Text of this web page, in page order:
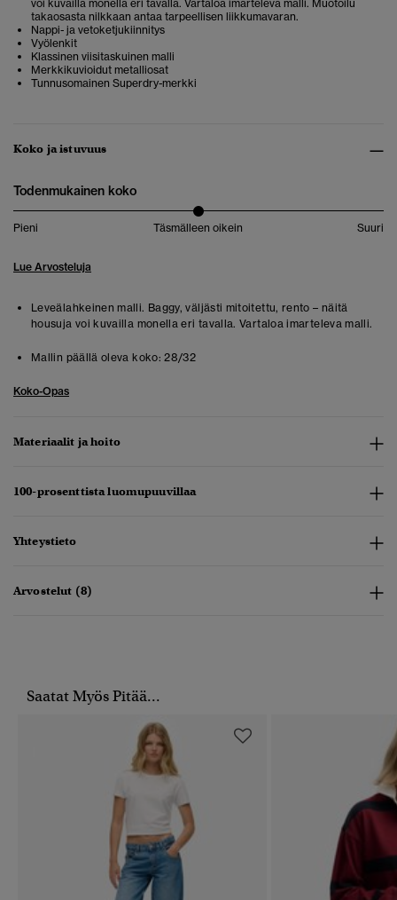
voi kuvailla monella eri tavalla. Vartaloa imarteleva malli. Muotoilu
takaosasta nilkkaan antaa tarpeellisen liikkumavaran.
Nappi- ja vetoketjukiinnitys
Vyölenkit
Klassinen viisitaskuinen malli
Merkkikuvioidut metalliosat
Tunnusomainen Superdry-merkki
Koko ja istuvuus
Todenmukainen koko
Pieni Täsmälleen oikein Suuri
Lue Arvosteluja
Leveälahkeinen malli. Baggy, väljästi mitoitettu, rento – näitä
housuja voi kuvailla monella eri tavalla. Vartaloa imarteleva malli.
Mallin päällä oleva koko: 28/32
Koko-Opas
Materiaalit ja hoito
100-prosenttista luomupuuvillaa
Yhteystieto
Arvostelut (8)
Saatat Myös Pitää...